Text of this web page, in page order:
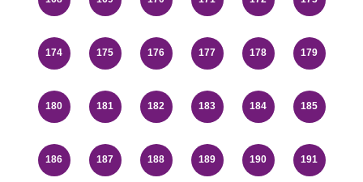
174 175 176 177 178 179
180 181 182 183 184 185
186 187 188 189 190 191